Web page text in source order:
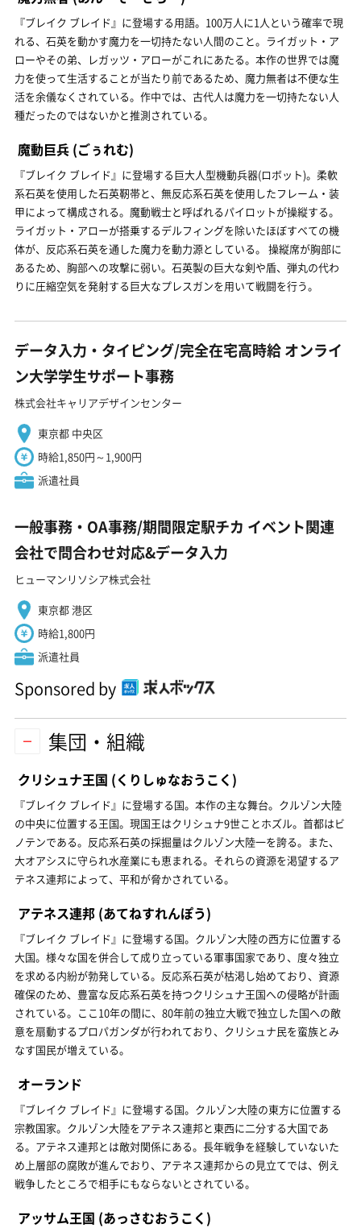
『ブレイク ブレイド』に登場する用語。100万人に1人という確率で現
れる、石英を動かす魔力を一切持たない人間のこと。ライガット・ア
ローやその弟、レガッツ・アローがこれにあたる。本作の世界では魔
力を使って生活することが当たり前であるため、魔力無者は不便な生
活を余儀なくされている。作中では、古代人は魔力を一切持たない人
種だったのではないかと推測されている。
魔動巨兵 (ごぅれむ)
『ブレイク ブレイド』に登場する巨大人型機動兵器(ロボット)。柔軟
系石英を使用した石英靭帯と、無反応系石英を使用したフレーム・装
甲によって構成される。魔動戦士と呼ばれるパイロットが操縦する。
ライガット・アローが搭乗するデルフィングを除いたほぼすべての機
体が、反応系石英を通した魔力を動力源としている。 操縦席が胸部に
あるため、胸部への攻撃に弱い。石英製の巨大な剣や盾、弾丸の代わ
りに圧縮空気を発射する巨大なプレスガンを用いて戦闘を行う。
データ入力・タイピング/完全在宅高時給 オンライ
ン大学学生サポート事務
株式会社キャリアデザインセンター
東京都 中央区
時給1,850円～1,900円
派遣社員
一般事務・OA事務/期間限定駅チカ イベント関連
会社で問合わせ対応&データ入力
ヒューマンリソシア株式会社
東京都 港区
時給1,800円
派遣社員
Sponsored by
集団・組織
クリシュナ王国 (くりしゅなおうこく)
『ブレイク ブレイド』に登場する国。本作の主な舞台。クルゾン大陸
の中央に位置する王国。現国王はクリシュナ9世ことホズル。首都はビ
ノテンである。反応系石英の採掘量はクルゾン大陸一を誇る。また、
大オアシスに守られ水産業にも恵まれる。それらの資源を渇望するア
テネス連邦によって、平和が脅かされている。
アテネス連邦 (あてねすれんぽう)
『ブレイク ブレイド』に登場する国。クルゾン大陸の西方に位置する
大国。様々な国を併合して成り立っている軍事国家であり、度々独立
を求める内紛が勃発している。反応系石英が枯渇し始めており、資源
確保のため、豊富な反応系石英を持つクリシュナ王国への侵略が計画
されている。ここ10年の間に、80年前の独立大戦で独立した国への敵
意を扇動するプロパガンダが行われており、クリシュナ民を蛮族とみ
なす国民が増えている。
オーランド
『ブレイク ブレイド』に登場する国。クルゾン大陸の東方に位置する
宗教国家。クルゾン大陸をアテネス連邦と東西に二分する大国であ
る。アテネス連邦とは敵対関係にある。長年戦争を経験していないた
め上層部の腐敗が進んでおり、アテネス連邦からの見立てでは、例え
戦争したところで相手にもならないとされている。
アッサム王国 (あっさむおうこく)